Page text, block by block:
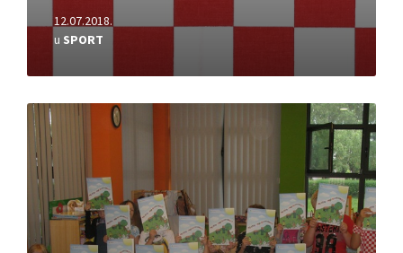
12.07.2018.
u SPORT
Pročitajte
više